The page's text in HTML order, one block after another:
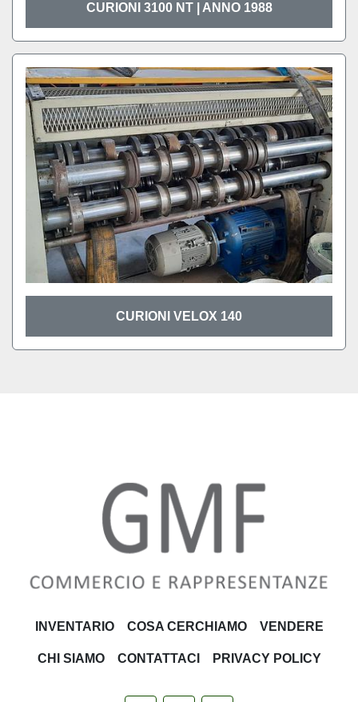
CURIONI 3100 NT | ANNO 1988
CURIONI VELOX 140
INVENTARIO COSA CERCHIAMO VENDERE
CHI SIAMO CONTATTACI PRIVACY POLICY